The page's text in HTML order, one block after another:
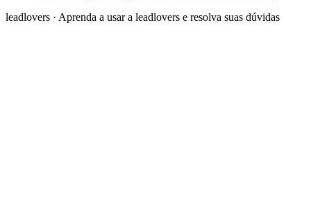
leadlovers · Aprenda a usar a leadlovers e resolva suas dúvidas